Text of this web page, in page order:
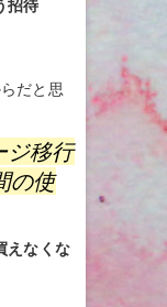
招待
だと思
移行
の使
えなくな